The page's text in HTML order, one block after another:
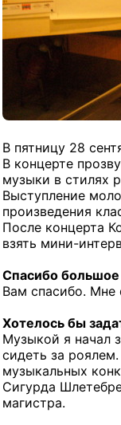
В пятницу 28
В концерте
музыки в стилях
Выступление
произведения
После концерта
взять мини-
Спасибо большое
Вам спасибо. Мне
Хотелось бы
Музыкой я начал
сидеть за
музыкальных
Сигурда
магистра.